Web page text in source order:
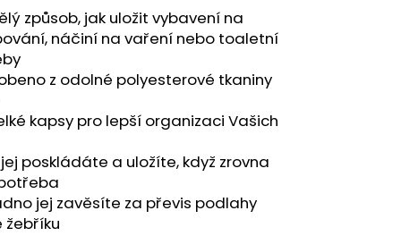
způsob, jak uložit vybavení na
náčiní na vaření nebo toaletní
z odolné polyesterové tkaniny
kapsy pro lepší organizaci Vašich
jej poskládáte a uložíte, když zrovna
jej zavěsíte za převis podlahy
žebříku
4 OSOBY
Kč